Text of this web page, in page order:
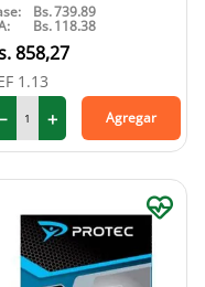
Bs.739.89
Bs. 118.38
858,27
1.13
＋
－ Agregar